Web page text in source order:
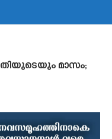
മാസം;